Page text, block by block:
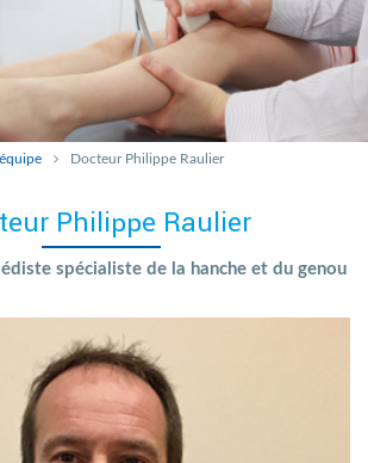
Docteur Philippe Raulier
Philippe Raulier
spécialiste de la hanche et du genou